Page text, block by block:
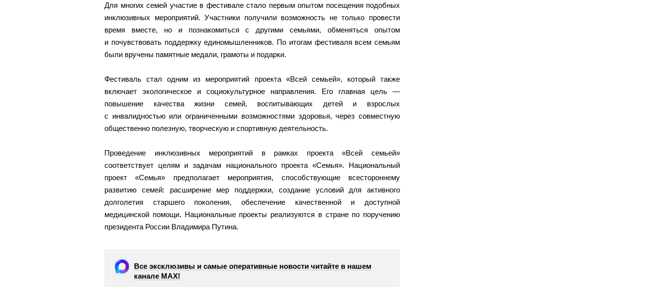
Для многих семей участие в фестивале стало первым опытом посещения подобных
инклюзивных мероприятий. Участники получили возможность не только провести
время вместе, но и познакомиться с другими семьями, обменяться опытом
и почувствовать поддержку единомышленников. По итогам фестиваля всем семьям
были вручены памятные медали, грамоты и подарки.
Фестиваль стал одним из мероприятий проекта «Всей семьей», который также
включает экологическое и социокультурное направления. Его главная цель —
повышение качества жизни семей, воспитывающих детей и взрослых
с инвалидностью или ограниченными возможностями здоровья, через совместную
общественно полезную, творческую и спортивную деятельность.
Проведение инклюзивных мероприятий в рамках проекта «Всей семьей»
соответствует целям и задачам национального проекта «Семья». Национальный
проект «Семья» предполагает мероприятия, способствующие всестороннему
развитию семей: расширение мер поддержки, создание условий для активного
долголетия старшего поколения, обеспечение качественной и доступной
медицинской помощи. Национальные проекты реализуются в стране по поручению
президента России Владимира Путина.
Все эксклюзивы и самые оперативные новости читайте в нашем
канале МАХ!